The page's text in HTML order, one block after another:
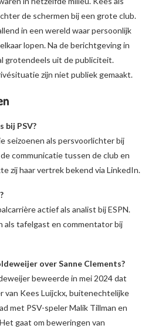
de schermen bij een grote club.
in een wereld waar persoonlijk
lopen. Na de berichtgeving in
grotendeels uit de publiciteit.
zijn niet publiek gemaakt.
bij PSV?
seizoenen als persvoorlichter bij
communicatie tussen de club en
zij haar vertrek bekend via LinkedIn.
actief als analist bij ESPN.
als tafelgast en commentator bij
over Sanne Clements?
beweerde in mei 2024 dat
van Kees Luijckx, buitenechtelijke
met PSV-speler Malik Tillman en
gaat om beweringen van